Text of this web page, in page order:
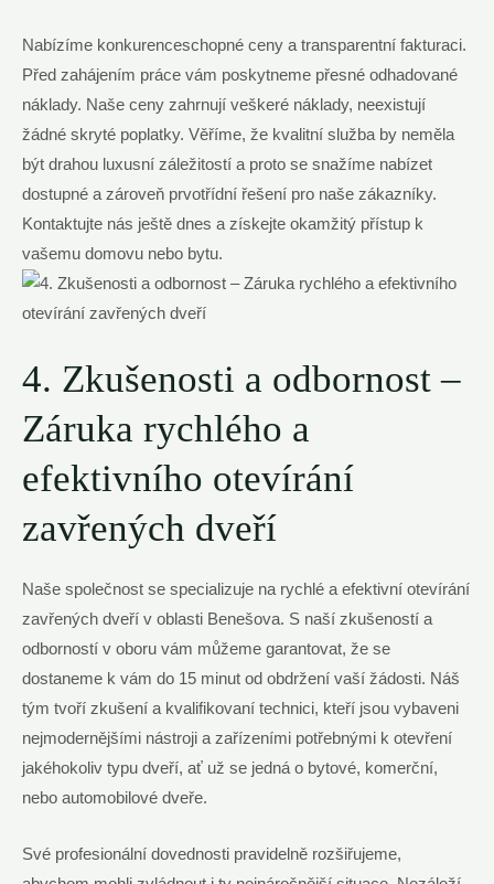
Nabízíme konkurenceschopné ceny a transparentní fakturaci.
Před zahájením práce vám poskytneme přesné odhadované
náklady. Naše ceny zahrnují veškeré náklady, neexistují
žádné skryté poplatky. Věříme, že kvalitní služba by neměla
být drahou luxusní záležitostí a proto se snažíme nabízet
dostupné a zároveň prvotřídní řešení pro naše zákazníky.
Kontaktujte nás ještě dnes a získejte okamžitý přístup k
vašemu domovu nebo bytu.
4. Zkušenosti a odbornost –
Záruka rychlého a
efektivního otevírání
zavřených dveří
Naše společnost se specializuje na rychlé a efektivní otevírání
zavřených dveří v oblasti Benešova. S naší zkušeností a
odborností v oboru vám můžeme garantovat, že se
dostaneme k vám do 15 minut od obdržení vaší žádosti. Náš
tým tvoří zkušení a kvalifikovaní technici, kteří jsou vybaveni
nejmodernějšími nástroji a zařízeními potřebnými k otevření
jakéhokoliv typu dveří, ať už se jedná o bytové, komerční,
nebo automobilové dveře.
Své profesionální dovednosti pravidelně rozšiřujeme,